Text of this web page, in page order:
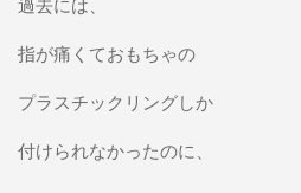
指が痛くておもちゃの
プラスチックリングしか
付けられなかったのに、